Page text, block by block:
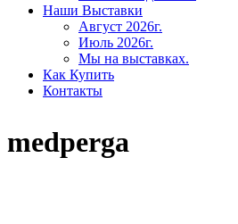
Наши Выставки
Август 2026г.
Июль 2026г.
Мы на выставках.
Как Купить
Контакты
medperga